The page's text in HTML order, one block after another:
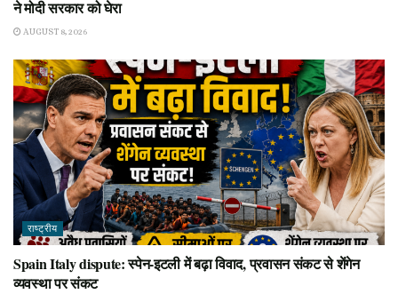
ने मोदी सरकार को घेरा
AUGUST 8, 2026
राष्ट्रीय
Spain Italy dispute: स्पेन-इटली में बढ़ा विवाद, प्रवासन संकट से शेंगेन
व्यवस्था पर संकट